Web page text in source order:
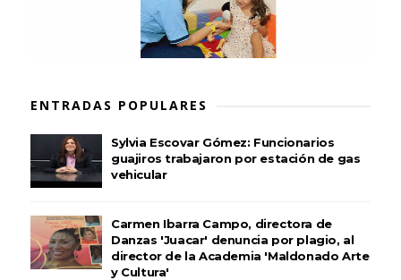
ENTRADAS POPULARES
Sylvia Escovar Gómez: Funcionarios
guajiros trabajaron por estación de gas
vehicular
Carmen Ibarra Campo, directora de
Danzas 'Juacar' denuncia por plagio, al
director de la Academia 'Maldonado Arte
y Cultura'